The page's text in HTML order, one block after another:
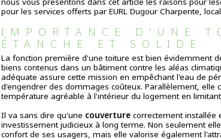
pour les services offerts par EURL Dugour Charpente,
IMPORTANCE D'UNE
ÉTANCHE ET SOLIDE
La fonction première d'une toiture est bien évidemment
biens contenus dans un bâtiment contre les aléas
adéquate assure cette mission en empêchant l'eau de
d'engendrer des dommages coûteux. Parallèlement, elle
température agréable à l'intérieur du logement en
Il va sans dire qu'une couverturecorrectement installée
investissement judicieux à long terme. Non seulement
confort de ses usagers, mais elle valorise également